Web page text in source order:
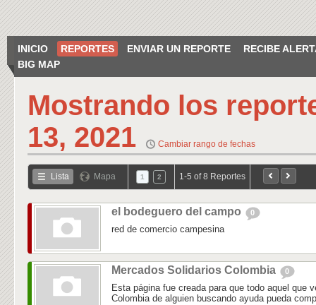
INICIO REPORTES ENVIAR UN REPORTE
RECIBE
BIG MAP
Mostrando los
13, 2021
Cambiar rango de fechas
Lista Mapa 1 2 1-5 of 8 Reportes
el bodeguero del campo 0
red de comercio campesina
Mercados Solidarios Colombia 0
Esta página fue creada para que todo aquel que
Colombia de alguien buscando ayuda pueda